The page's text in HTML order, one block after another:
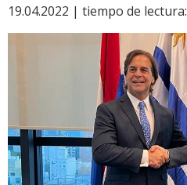
19.04.2022 | tiempo de lectura: